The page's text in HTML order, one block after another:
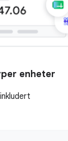
enheter